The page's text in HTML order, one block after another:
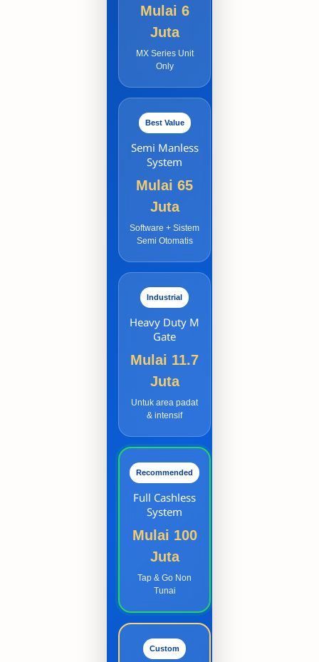
Mulai 6
Juta
MX Series Unit
Only
Best Value
Semi Manless
System
Mulai 65
Juta
Software + Sistem
Semi Otomatis
Industrial
Heavy Duty M
Gate
Mulai 11.7
Juta
Untuk area padat
& intensif
Recommended
Full Cashless
System
Mulai 100
Juta
Tap & Go Non
Tunai
Custom